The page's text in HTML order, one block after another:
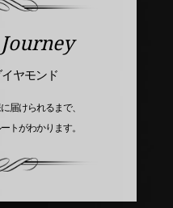
Journey
ヤモンド
届けられるまで、
トがわかります。